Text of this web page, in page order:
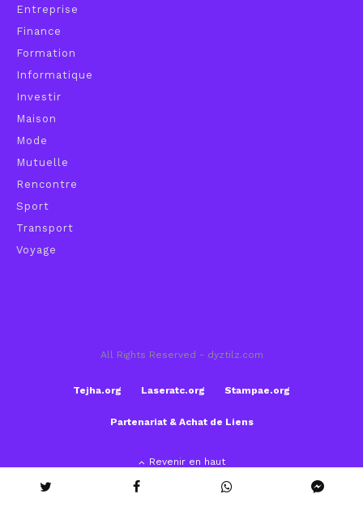
Entreprise
Finance
Formation
Informatique
Investir
Maison
Mode
Mutuelle
Rencontre
Sport
Transport
Voyage
All Rights Reserved - dyztilz.com
Tejha.org Laseratc.org Stampae.org
Partenariat & Achat de Liens
Revenir en haut